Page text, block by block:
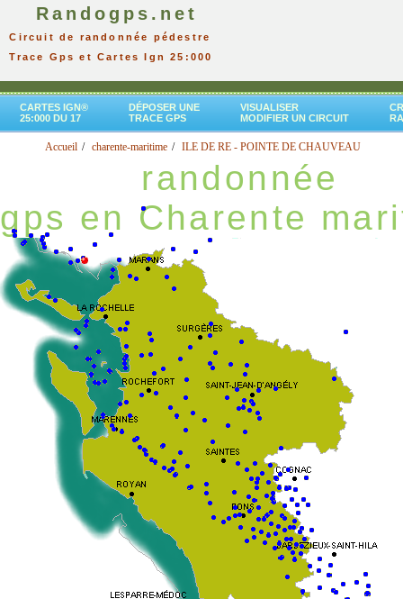
Randogps.net
Circuit de randonnée pédestre
Trace Gps et Cartes Ign 25:000
CARTES IGN®
25:000 DU 17
DÉPOSER UNE
TRACE GPS
VISUALISER
MODIFIER UN CIRCUIT
Accueil charente-maritime ILE DE RE - POINTE DE CHAUVEAU
randonnée
gps en Charente